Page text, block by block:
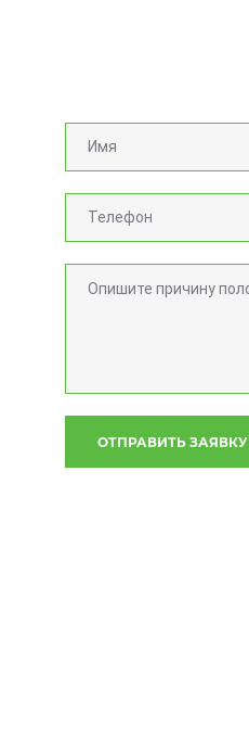
ОТПРАВИТЬ ЗАЯВКУ